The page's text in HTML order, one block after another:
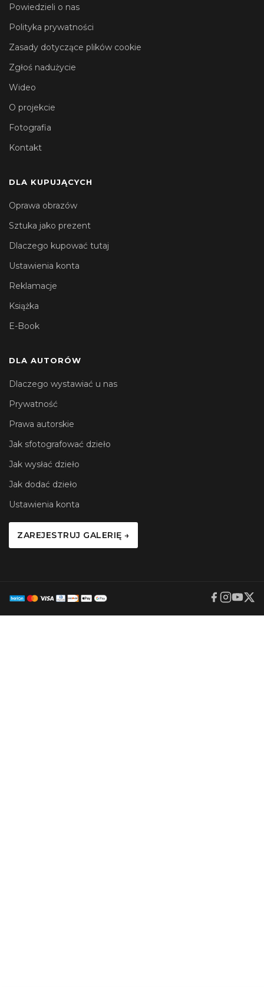
Powiedzieli o nas
Polityka prywatności
Zasady dotyczące plików cookie
Zgłoś nadużycie
Wideo
O projekcie
Fotografia
Kontakt
DLA KUPUJĄCYCH
Oprawa obrazów
Sztuka jako prezent
Dlaczego kupować tutaj
Ustawienia konta
Reklamacje
Książka
E-Book
DLA AUTORÓW
Dlaczego wystawiać u nas
Prywatność
Prawa autorskie
Jak sfotografować dzieło
Jak wysłać dzieło
Jak dodać dzieło
Ustawienia konta
ZAREJESTRUJ GALERIĘ →